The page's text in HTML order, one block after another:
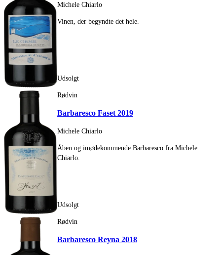
Michele Chiarlo
Vinen, der begyndte det hele.
Udsolgt
Rødvin
Barbaresco Faset 2019
Michele Chiarlo
Åben og imødekommende Barbaresco fra Michele
Chiarlo.
Udsolgt
Rødvin
Barbaresco Reyna 2018